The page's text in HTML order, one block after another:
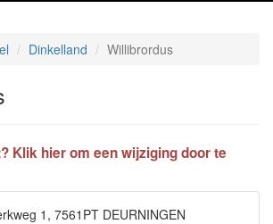
Dinkelland Willibrordus
Klik hier om een wijziging door te
1, 7561PT DEURNINGEN